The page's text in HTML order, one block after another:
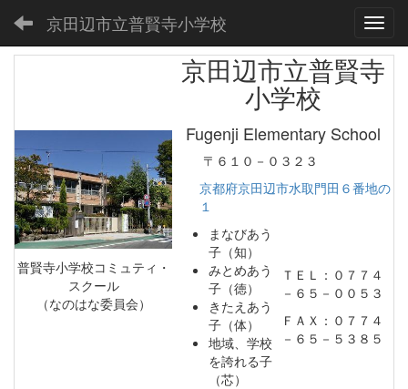
京田辺市立普賢寺小学校
普賢寺小学校コミュティ・
スクール
（なのはな委員会）
京田辺市立普賢寺
小学校
Fugenji Elementary School
〒６１０－０３２３
京都府京田辺市水取門田６番地の
１
まなびあう
子（知）
みとめあう
子（徳）
きたえあう
子（体）
地域、学校
を誇れる子
（芯）
ＴＥＬ：０７７４
－６５－００５３
ＦＡＸ：０７７４
－６５－５３８５